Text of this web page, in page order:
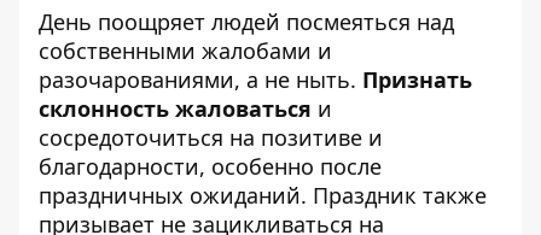
День поощряет людей посмеяться над
собственными жалобами и
разочарованиями, а не ныть. Признать
склонность жаловаться и
сосредоточиться на позитиве и
благодарности, особенно после
праздничных ожиданий. Праздник также
призывает не зацикливаться на